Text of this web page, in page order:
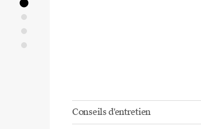
Conseils d'entretien